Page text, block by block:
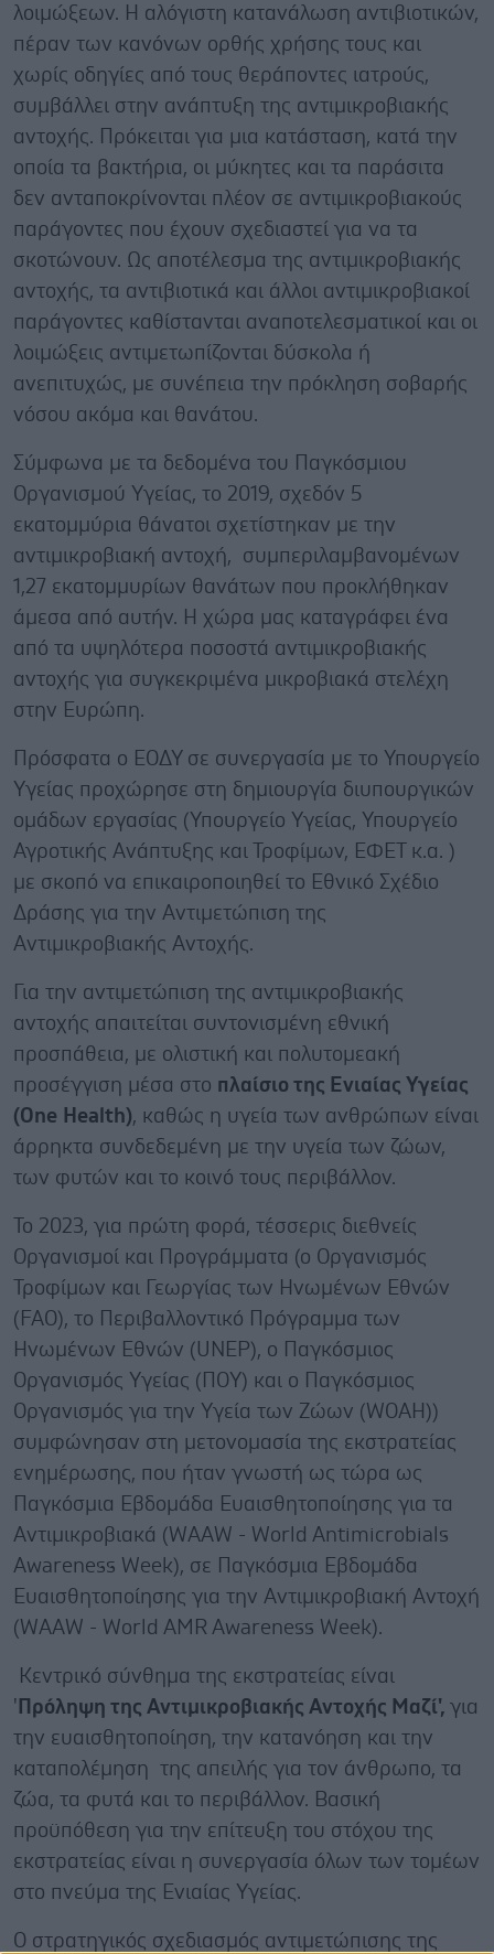
λοιμώξεων. Η αλόγιστη κατανάλωση αντιβιοτικών,
πέραν των κανόνων ορθής χρήσης τους και
χωρίς οδηγίες από τους θεράποντες ιατρούς,
συμβάλλει στην ανάπτυξη της αντιμικροβιακής
αντοχής. Πρόκειται για μια κατάσταση, κατά την
οποία τα βακτήρια, οι μύκητες και τα παράσιτα
δεν ανταποκρίνονται πλέον σε αντιμικροβιακούς
παράγοντες που έχουν σχεδιαστεί για να τα
σκοτώνουν. Ως αποτέλεσμα της αντιμικροβιακής
αντοχής, τα αντιβιοτικά και άλλοι αντιμικροβιακοί
παράγοντες καθίστανται αναποτελεσματικοί και οι
λοιμώξεις αντιμετωπίζονται δύσκολα ή
ανεπιτυχώς, με συνέπεια την πρόκληση σοβαρής
νόσου ακόμα και θανάτου.
Σύμφωνα με τα δεδομένα του Παγκόσμιου
Οργανισμού Υγείας, το 2019, σχεδόν 5
εκατομμύρια θάνατοι σχετίστηκαν με την
αντιμικροβιακή αντοχή, συμπεριλαμβανομένων
1,27 εκατομμυρίων θανάτων που προκλήθηκαν
άμεσα από αυτήν. Η χώρα μας καταγράφει ένα
από τα υψηλότερα ποσοστά αντιμικροβιακής
αντοχής για συγκεκριμένα μικροβιακά στελέχη
στην Ευρώπη.
Πρόσφατα ο ΕΟΔΥ σε συνεργασία με το Υπουργείο
Υγείας προχώρησε στη δημιουργία διυπουργικών
ομάδων εργασίας (Υπουργείο Υγείας, Υπουργείο
Αγροτικής Ανάπτυξης και Τροφίμων, ΕΦΕΤ κ.α. )
με σκοπό να επικαιροποιηθεί το Εθνικό Σχέδιο
Δράσης για την Αντιμετώπιση της
Αντιμικροβιακής Αντοχής.
Για την αντιμετώπιση της αντιμικροβιακής
αντοχής απαιτείται συντονισμένη εθνική
προσπάθεια, με ολιστική και πολυτομεακή
προσέγγιση μέσα στο πλαίσιο της Ενιαίας Υγείας
(One Health), καθώς η υγεία των ανθρώπων είναι
άρρηκτα συνδεδεμένη με την υγεία των ζώων,
των φυτών και το κοινό τους περιβάλλον.
Το 2023, για πρώτη φορά, τέσσερις διεθνείς
Οργανισμοί και Προγράμματα (ο Οργανισμός
Τροφίμων και Γεωργίας των Ηνωμένων Εθνών
(FAO), το Περιβαλλοντικό Πρόγραμμα των
Ηνωμένων Εθνών (UNEP), ο Παγκόσμιος
Οργανισμός Υγείας (ΠΟΥ) και ο Παγκόσμιος
Οργανισμός για την Υγεία των Ζώων (WOAH))
συμφώνησαν στη μετονομασία της εκστρατείας
ενημέρωσης, που ήταν γνωστή ως τώρα ως
Παγκόσμια Εβδομάδα Ευαισθητοποίησης για τα
Αντιμικροβιακά (WAAW - World Antimicrobials
Awareness Week), σε Παγκόσμια Εβδομάδα
Ευαισθητοποίησης για την Αντιμικροβιακή Αντοχή
(WAAW - World AMR Awareness Week).
Κεντρικό σύνθημα της εκστρατείας είναι
' Πρόληψη της Αντιμικροβιακής Αντοχής Μαζί', για
την ευαισθητοποίηση, την κατανόηση και την
καταπολέμηση της απειλής για τον άνθρωπο, τα
ζώα, τα φυτά και το περιβάλλον. Βασική
προϋπόθεση για την επίτευξη του στόχου της
εκστρατείας είναι η συνεργασία όλων των τομέων
στο πνεύμα της Ενιαίας Υγείας.
Ο στρατηγικός σχεδιασμός αντιμετώπισης της